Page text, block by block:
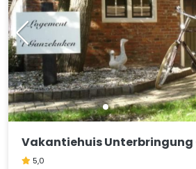
Vakantiehuis Unterbringung
5,0